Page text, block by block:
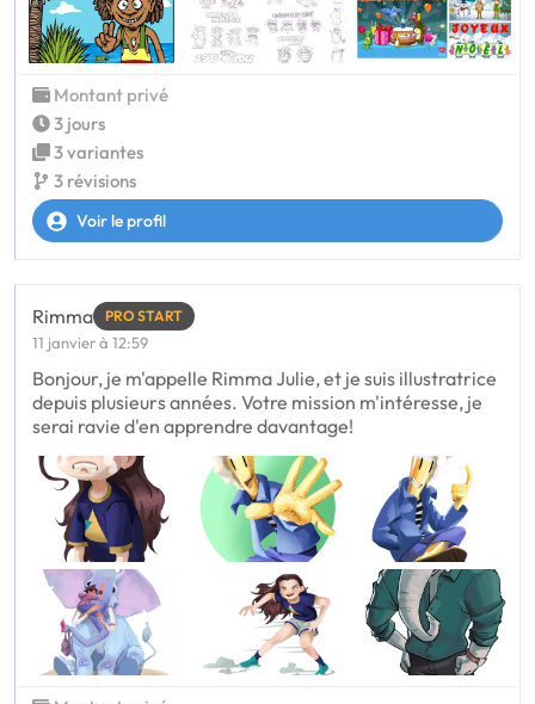
Montant privé
3 jours
3 variantes
3 révisions
Voir le profil
Rimma PRO START
11 janvier à 12:59
Bonjour, je m'appelle Rimma Julie, et je suis illustratrice
depuis plusieurs années. Votre mission m'intéresse, je
serai ravie d'en apprendre davantage!